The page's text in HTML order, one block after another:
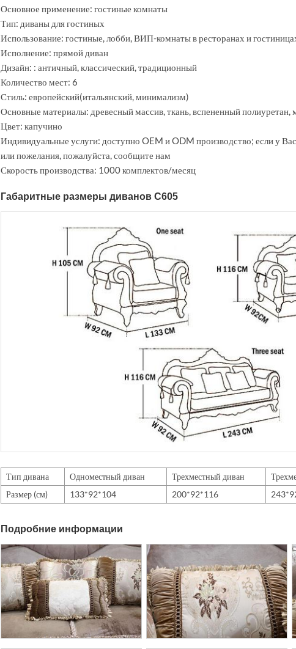
Основное применение: гостиные комнаты
Тип: диваны для гостиных
Использование: гостиные, лобби, ВИП-комнаты в ресторанах и
Исполнение: прямой диван
Дизайн: : античный, классический, традиционный
Количество мест: 6
Стиль: европейский(итальянский, минимализм)
Основные материалы: древесный массив, ткань, вспененный полиуретан,
Цвет: капучино
Индивидуальные услуги: доступно OEM и ODM производство; если у
или пожелания, пожалуйста, сообщите нам
Скорость производства: 1000 комплектов/месяц
Габаритные размеры диванов C605
Тип дивана Одноместный диван Трехместный диван
Размер (см)
133*92*104 200*92*116
Подробние информации